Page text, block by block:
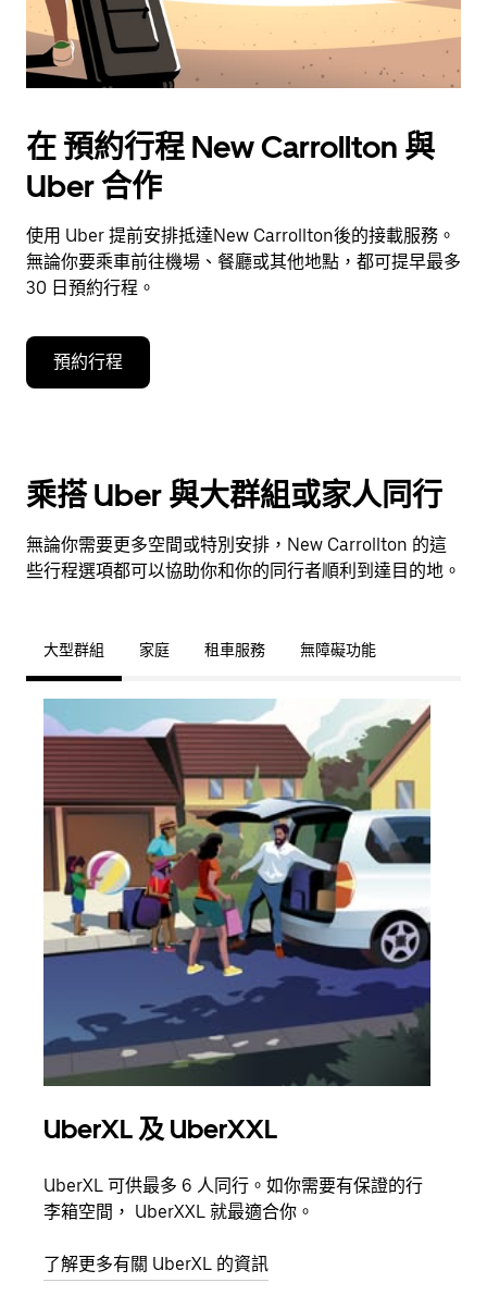
在 預約行程 New Carrollton 與
Uber 合作
使用 Uber 提前安排抵達New Carrollton後的接載服務。
無論你要乘車前往機場、餐廳或其他地點，都可提早最多
30 日預約行程。
預約行程
乘搭 Uber 與大群組或家人同行
無論你需要更多空間或特別安排，New Carrollton 的這
些行程選項都可以協助你和你的同行者順利到達目的地。
大型群組 家庭 租車服務 無障礙功能
UberXL 及 UberXXL
UberXL 可供最多 6 人同行。如你需要有保證的行
李箱空間， UberXXL 就最適合你。
了解更多有關 UberXL 的資訊